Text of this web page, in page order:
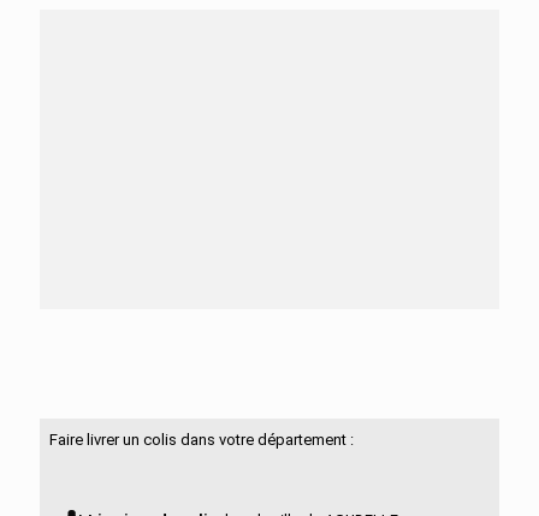
Faire livrer un colis dans votre département :